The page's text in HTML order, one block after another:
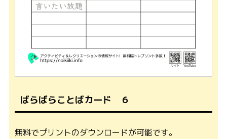
ばらばらことばカード ６
無料でプリントのダウンロードが可能です。